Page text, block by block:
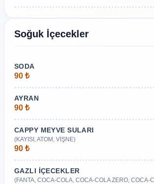
Soğuk İçecekler
SODA
90 ₺
AYRAN
90 ₺
CAPPY MEYVE SULARI
(KAYISI, ATOM, VİŞNE)
90 ₺
GAZLI İÇECEKLER
(FANTA, COCA-COLA, COCA-COLA ZERO, COCA-